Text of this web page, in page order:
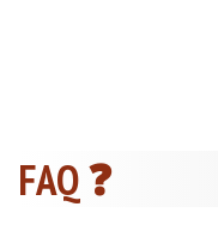
FAQ ❓